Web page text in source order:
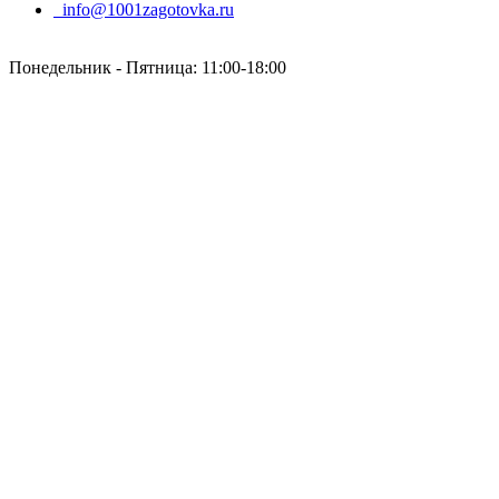
info@1001zagotovka.ru
Понедельник - Пятница: 11:00-18:00